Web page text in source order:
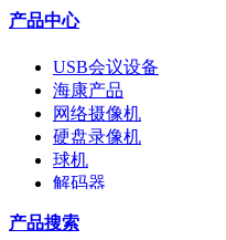
产品中心
USB会议设备
海康产品
网络摄像机
硬盘录像机
球机
解码器
配件
产品搜索